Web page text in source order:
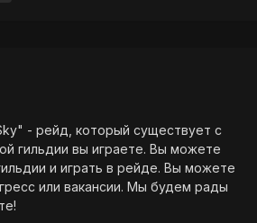
- рейд, который существует с
гильдии вы играете. Вы можете
и играть в рейде. Вы можете
или вакансии. Мы будем рады